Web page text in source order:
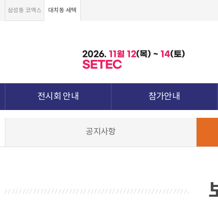
삼성동 코엑스 대치동 세텍
2026. 11월 12(목) ~ 14(토)
SETEC
전시회 안내 참가안내
공지사항